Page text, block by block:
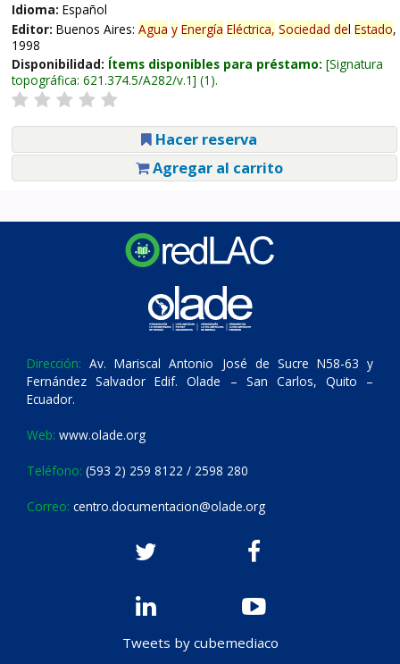
Idioma: Español
Editor: Buenos Aires: Agua y Energía Eléctrica, Sociedad del Estado,
1998
Disponibilidad: Ítems disponibles para préstamo: Signatura
topográfica: 621.374.5/A282/v.1 (1).
Hacer reserva
Agregar al carrito
Dirección: Av. Mariscal Antonio José de Sucre N58-63 y
Fernández Salvador Edif. Olade – San Carlos, Quito –
Ecuador.
Web: www.olade.org
Teléfono: (593 2) 259 8122 / 2598 280
Correo: centro.documentacion@olade.org
Tweets by cubemediaco